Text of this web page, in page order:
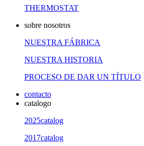
THERMOSTAT
sobre nosotros
NUESTRA FÁBRICA
NUESTRA HISTORIA
PROCESO DE DAR UN TÍTULO
contacto
catalogo
2025catalog
2017catalog